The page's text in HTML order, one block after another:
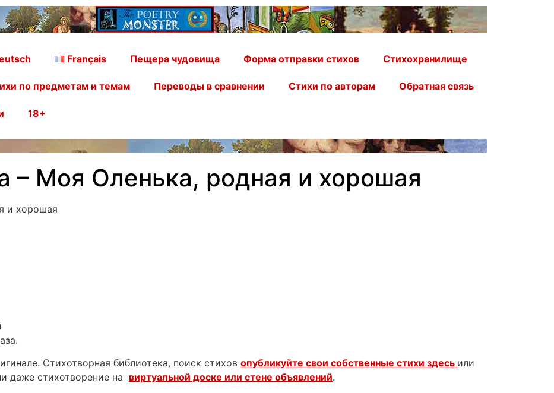
Français Пещера чудовища Форма отправки стихов Стихохранилище
по предметам и темам Переводы в сравнении Стихи по авторам Обратная связь
18+
– Моя Оленька, родная и хорошая
и хорошая
Стихотворная библиотека, поиск стихов опубликуйте свои собственные стихи здесь или
даже стихотворение на виртуальной доске или стене объявлений.